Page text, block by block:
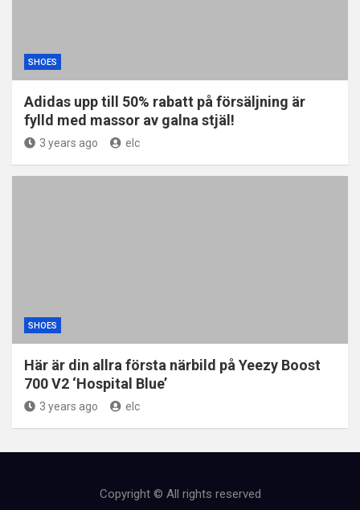
SHOES
Adidas upp till 50% rabatt på försäljning är
fylld med massor av galna stjäl!
3 years ago elc
SHOES
Här är din allra första närbild på Yeezy Boost
700 V2 ‘Hospital Blue’
3 years ago elc
Copyright © All rights reserved